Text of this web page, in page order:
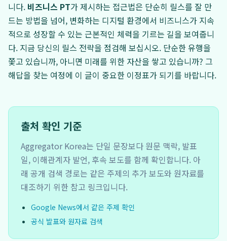
니다. 비즈니스 PT가 제시하는 접근법은 단순히 릴스를 잘 만
드는 방법을 넘어, 변화하는 디지털 환경에서 비즈니스가 지속
적으로 성장할 수 있는 근본적인 체력을 기르는 길을 보여줍니
다. 지금 당신의 릴스 전략을 점검해 보십시오. 단순한 유행을
쫓고 있습니까, 아니면 미래를 위한 자산을 쌓고 있습니까? 그
해답을 찾는 여정에 이 글이 중요한 이정표가 되기를 바랍니다.
출처 확인 기준
Aggregator Korea는 단일 문장보다 원문 맥락, 발표
일, 이해관계자 발언, 후속 보도를 함께 확인합니다. 아
래 공개 검색 경로는 같은 주제의 추가 보도와 원자료를
대조하기 위한 참고 링크입니다.
Google News에서 같은 주제 확인
공식 발표와 원자료 검색